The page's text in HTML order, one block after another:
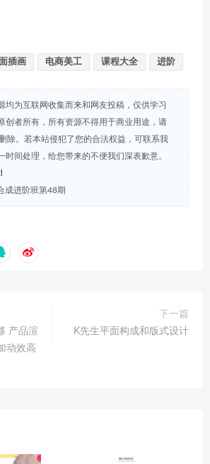
插画 电商美工 课程大全 进阶
均为互联网收集而来和网友投稿，仅供学习
创者所有，所有资源不得用于商业用途，请
除。若本站侵犯了您的合法权益，可联系我
时间处理，给您带来的不便我们深表歉意。
成进阶班第48期
产品渲
动效高
下一篇
K先生平面构成和版式设计